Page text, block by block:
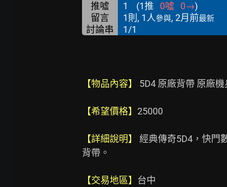
推噓 1 (1推 0噓 0→)
留言
1則, 1人參與, 2月前最新
討論串 1/1
【物品內容】 5D4 原廠背帶 原廠機
【希望價格】 25000
【詳細說明】
經典傳奇5D4，快門
背帶。
【交易地區】 台中